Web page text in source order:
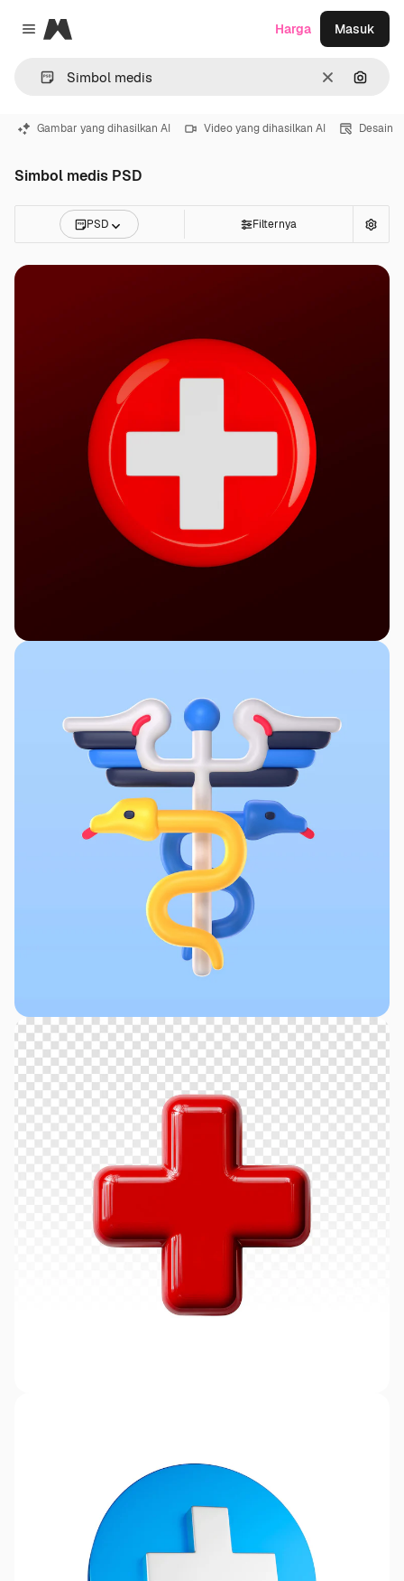
Close menu
Magnific
Jernih
Harga Masuk
Gambar yang dihasilkan AI Video yang dihasilkan AI Desain
Simbol medis PSD
PSD Filternya